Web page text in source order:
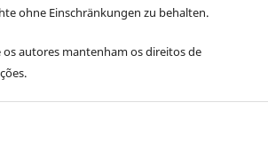
ohne Einschränkungen zu behalten.
autores mantenham os direitos de